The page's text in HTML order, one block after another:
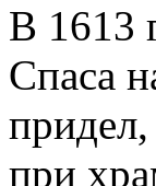
В 1613
Спаса
при